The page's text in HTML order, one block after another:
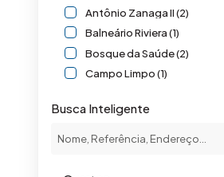
Antônio Zanaga II (2)
Balneário Riviera (1)
Bosque da Saúde (2)
Campo Limpo (1)
Catharina Zanaga (1)
Centro (2)
Busca Inteligente